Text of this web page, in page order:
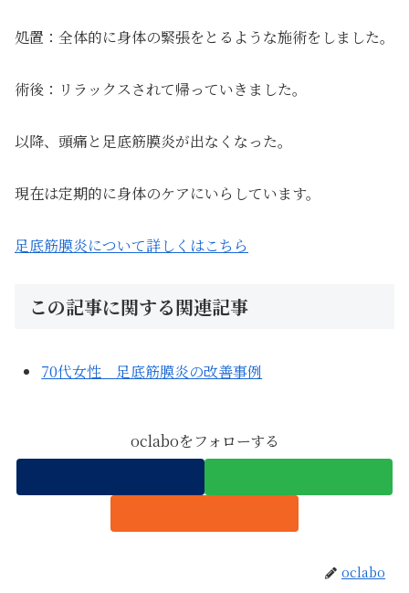
処置：全体的に身体の緊張をとるような施術をしました。
術後：リラックスされて帰っていきました。
以降、頭痛と足底筋膜炎が出なくなった。
現在は定期的に身体のケアにいらしています。
足底筋膜炎について詳しくはこちら
この記事に関する関連記事
70代女性 足底筋膜炎の改善事例
oclaboをフォローする
oclabo